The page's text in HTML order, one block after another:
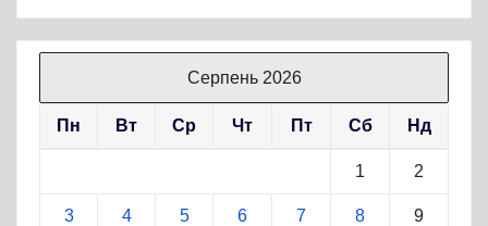
Серпень 2026
Пн Вт Ср Чт Пт Сб Нд
1 2
3 4 5 6 7 8 9